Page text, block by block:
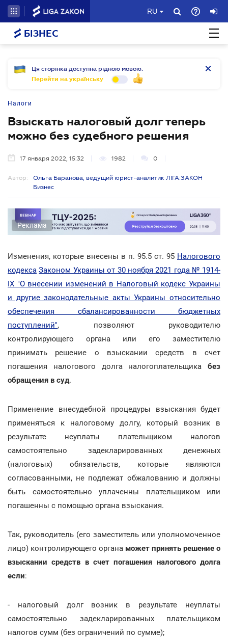
RU
БІЗНЕС
Ця сторінка доступна рідною мовою.
Перейти на українську
Налоги
Взыскать налоговый долг теперь
можно без судебного решения
17 января 2022, 15:32 1982 0
Автор:
Ольга Баранова, ведущий юрист-аналитик ЛІГА:ЗАКОН
Бизнес
Реклама
Изменения, которые внесены в п. 95.5 ст. 95 Налогового
кодекса Законом Украины от 30 ноября 2021 года № 1914-
ІХ "О внесении изменений в Налоговый кодекс Украины
и другие законодательные акты Украины относительно
обеспечения сбалансированности бюджетных
поступлений", позволяют руководителю
контролирующего органа или его заместителю
принимать решение о взыскании средств в счет
погашения налогового долга налогоплательщика без
обращения в суд.
Применение внесудебной процедуры взыскания будет
применяться к налоговому долгу, который возник в
результате неуплаты плательщиком налогов
самостоятельно задекларированных денежных
(налоговых) обязательств, которые являются
согласованными, не подлежат обжалованию и должны
быть самостоятельно уплаченны плательщиком или
погашенны с помощью органа взыскания.
Так, руководитель (его заместитель или уполномоченное
лицо) контролирующего органа может принять решение о
взыскании средств в счет погашения налогового долга
если:
- налоговый долг возник в результате неуплаты
самостоятельно задекларированных плательщиком
налогов сумм (без ограничений по сумме);